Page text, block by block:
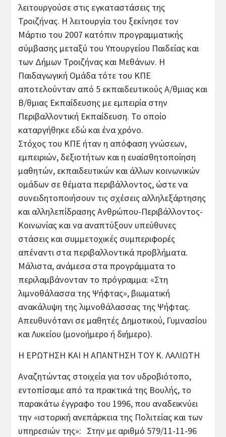
λειτουργούσε στις εγκαταστάσεις της
Τροιζήνας. Η λειτουργία του ξεκίνησε τον
Μάρτιο του 2007 κατόπιν προγραμματικής
σύμβασης μεταξύ του Υπουργείου Παιδείας και
των Δήμων Τροιζήνας και Μεθάνων. Η
Παιδαγωγική Ομάδα τότε του ΚΠΕ
αποτελούνταν από 5 εκπαιδευτικούς Α/θμιας και
Β/θμιας Εκπαίδευσης με εμπειρία στην
Περιβαλλοντική Εκπαίδευση. Το οποίο
καταργήθηκε εδώ και ένα χρόνο.
Στόχος του ΚΠΕ ήταν η απόφαση γνώσεων,
εμπειριών, δεξιοτήτων και η ευαίσθητοποίηση
μαθητών, εκπαιδευτικών και άλλων κοινωνικών
ομάδων σε θέματα περιβάλλοντος, ώστε να
συνειδητοποιήσουν τις σχέσεις αλληλεξάρτησης
και αλληλεπίδρασης Ανθρώπου-Περιβάλλοντος-
Κοινωνίας και να αναπτύξουν υπεύθυνες
στάσεις και συμμετοχικές συμπεριφορές
απέναντι στα περιβαλλοντικά προβλήματα.
Μάλιστα, ανάμεσα στα προγράμματα το
περιλαμβάνονταν το πρόγραμμα: «Στη
λιμνοθάλασσα της Ψήφτας», βιωματική
ανακάλυψη της λιμνοθάλασσας της Ψήφτας.
Απευθυνότανι σε μαθητές Δημοτικού, Γυμνασίου
και Λυκείου (μονοήμερο ή διήμερο).
Η ΕΡΩΤΗΣΗ ΚΑΙ Η ΑΠΑΝΤΗΣΗ ΤΟΥ Κ. ΛΑΛΙΩΤΗ
Αναζητώντας στοιχεία για τον υδροβιότοπο,
εντοπίσαμε από τα πρακτικά της Βουλής, το
παρακάτω έγγραφο του 1996, που αναδεικνύει
την «ιστορική ανεπάρκεια της Πολιτείας και των
υπηρεσιών της»: Στην με αριθμό 579/11-11-96